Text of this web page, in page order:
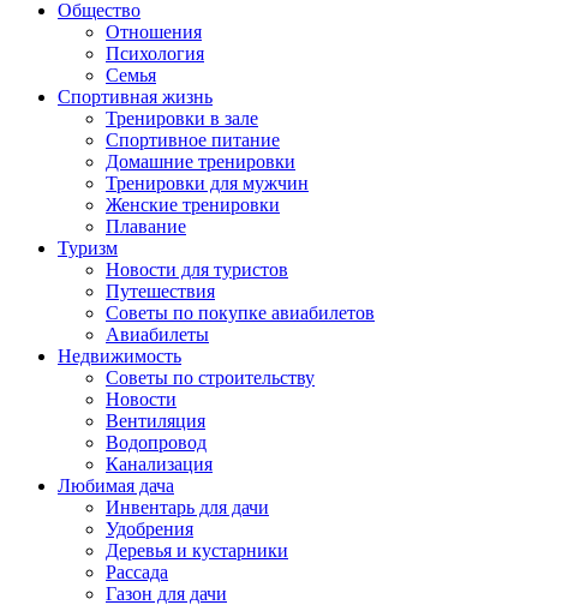
Общество
Отношения
Психология
Семья
Спортивная жизнь
Тренировки в зале
Спортивное питание
Домашние тренировки
Тренировки для мужчин
Женские тренировки
Плавание
Туризм
Новости для туристов
Путешествия
Советы по покупке авиабилетов
Авиабилеты
Недвижимость
Советы по строительству
Новости
Вентиляция
Водопровод
Канализация
Любимая дача
Инвентарь для дачи
Удобрения
Деревья и кустарники
Рассада
Газон для дачи